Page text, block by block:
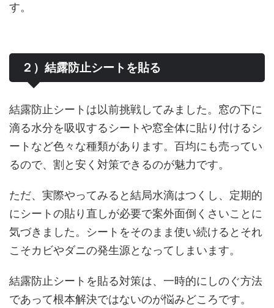
す。
２）結露防止シートを貼る
結露防止シートは以前挑戦してみました。窓の下に
滴る水分を吸収するシートや窓全体に貼り付けるシ
ートなど色々な種類があります。百均にも売ってい
るので、割と安く対策できるのが魅力です。
ただ、実際やってみると結局水滴はつくし、定期的
にシートの貼り直しが必要で案外面倒くさいことに
気づきました。シートをそのまま使い続けるとそれ
こそカビやダニの発生源となってしまいます。
結露防止シートを貼る対策は、一時的にしのぐ方法
であって根本解決ではないのが悩みどころです。